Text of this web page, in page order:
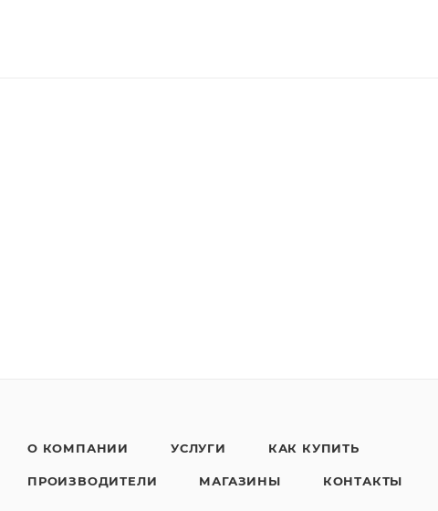
О КОМПАНИИ УСЛУГИ КАК КУПИТЬ
ПРОИЗВОДИТЕЛИ МАГАЗИНЫ КОНТАКТЫ